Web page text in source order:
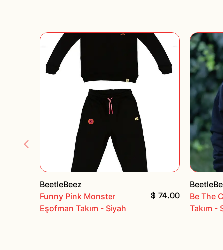
BeetleBeez
Funny Pink Monster
Eşofman Takım - Siyah
$ 74.00
Be The
Takım -